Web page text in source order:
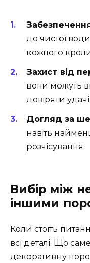
до чистої
кожного
Захист від
вони можуть
довіряти удачі.
Догляд за
навіть
розчісування.
Вибір між
іншими
Коли стоїть
всі деталі. Що
декоративну